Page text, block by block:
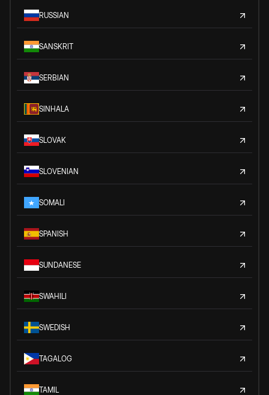
RUSSIAN
SANSKRIT
SERBIAN
SINHALA
SLOVAK
SLOVENIAN
SOMALI
SPANISH
SUNDANESE
SWAHILI
SWEDISH
TAGALOG
TAMIL